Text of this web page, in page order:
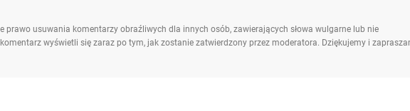
prawo usuwania komentarzy obraźliwych dla innych osób, zawierających słowa wulgarne lub nie
wyświetli się zaraz po tym, jak zostanie zatwierdzony przez moderatora. Dziękujemy i